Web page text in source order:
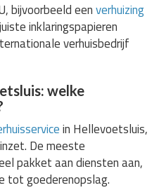
bijvoorbeeld eenverhuizing
inklaringspapieren
verhuisbedrijf
welke
in Hellevoetsluis,
De meeste
pakket aan diensten aan,
tot goederenopslag.